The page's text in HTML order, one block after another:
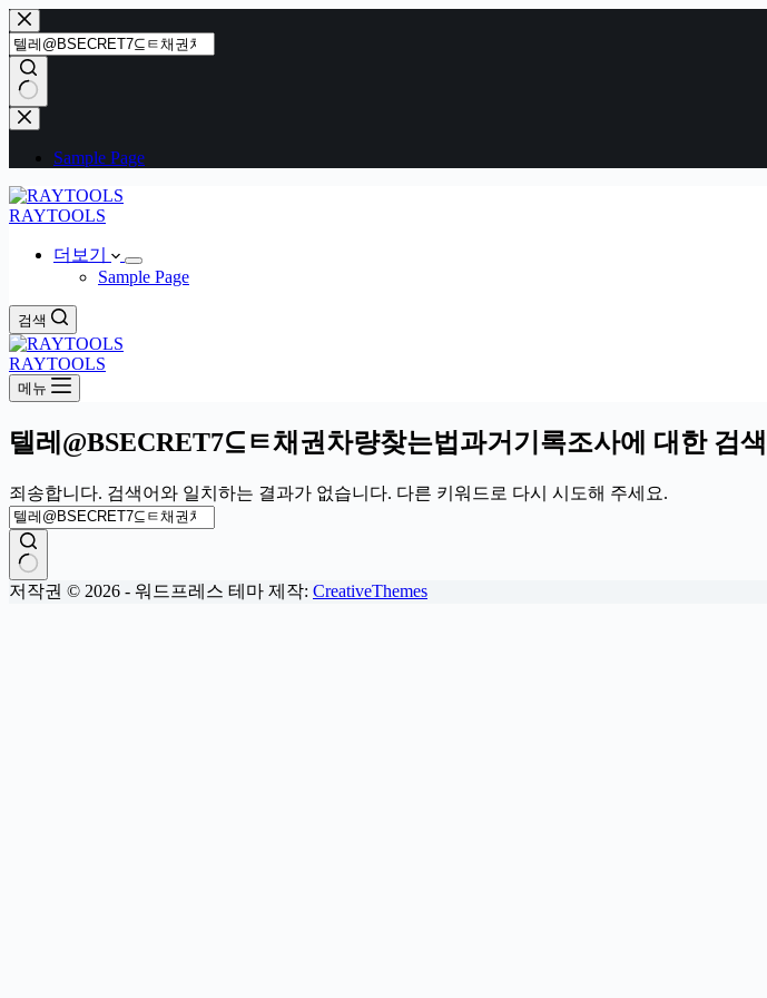
본
문
으
로
건
너
기
결
음
Sample Page
RAYTOOLS
더보기
Sample Page
검색
RAYTOOLS
메뉴
텔레@BSECRET7⊆ㅌ채권차량찾는법과거기록조사에 대한 검
죄송합니다. 검색어와 일치하는 결과가 없습니다. 다른 키워드로 다시 시도해 주세요.
결
저작권 © 2026 - 워드프레스 테마 제작: CreativeThemes